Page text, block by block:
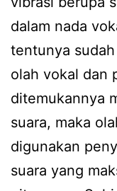
dalam nada
tentunya
olah vokal dan
ditemukannya
suara, maka
digunakan
suara yang